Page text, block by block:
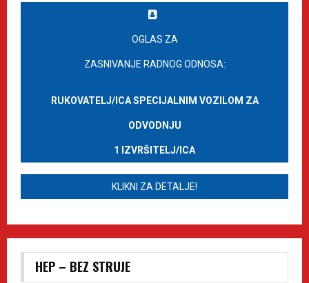
OGLAS ZA
ZASNIVANJE RADNOG ODNOSA:
RUKOVATELJ/ICA SPECIJALNIM VOZILOM ZA
ODVODNJU
1 IZVRŠITELJ/ICA
KLIKNI ZA DETALJE!
HEP – BEZ STRUJE